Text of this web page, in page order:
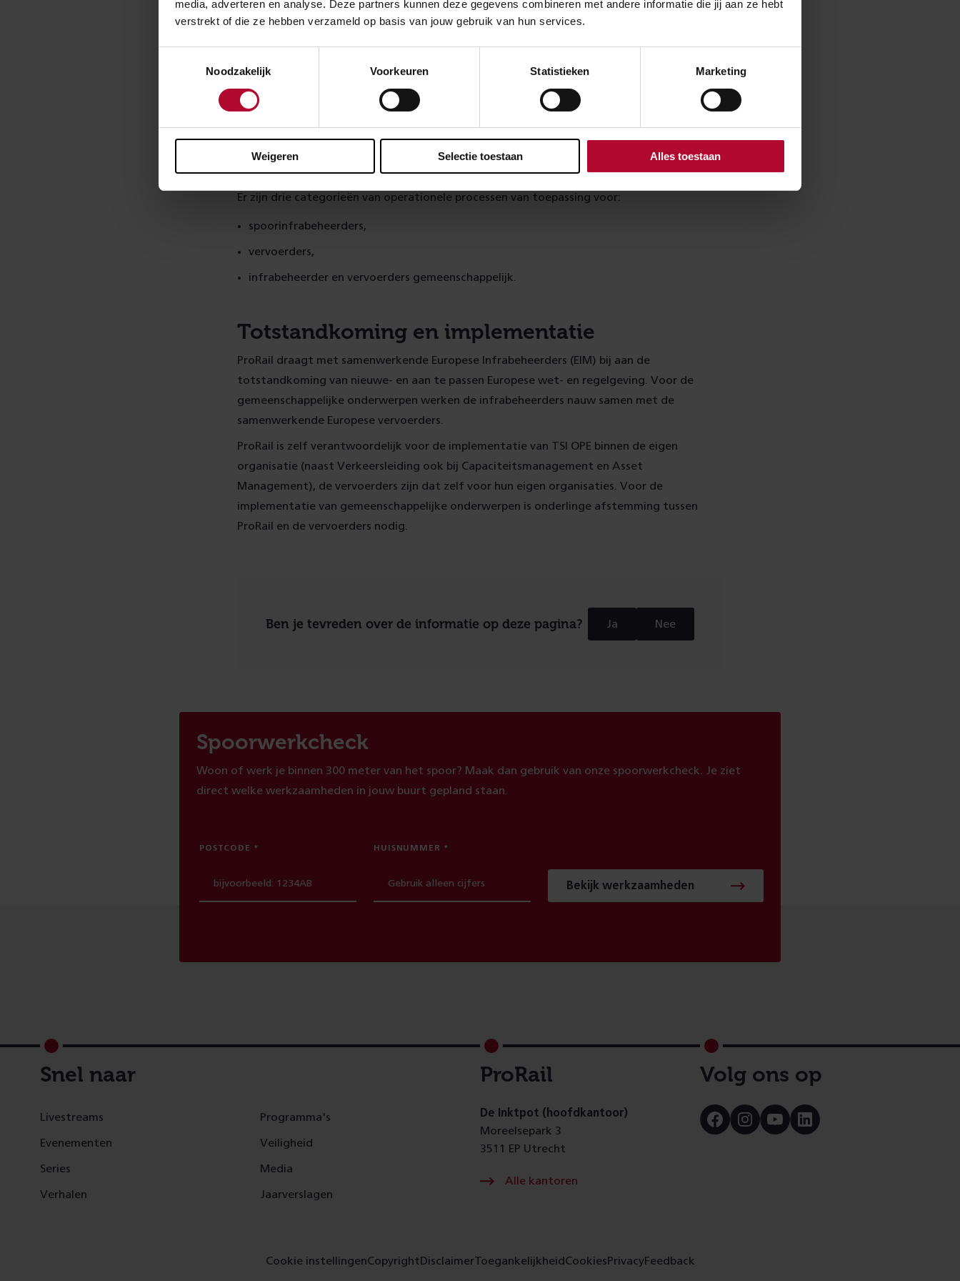
media, adverteren en analyse. Deze partners kunnen deze gegevens combineren met andere informatie die jij aan ze hebt
verstrekt of die ze hebben verzameld op basis van jouw gebruik van hun services.
Noodzakelijk
Voorkeuren Statistieken Marketing
Weigeren Selectie toestaan Alles toestaan
verantwoordelijkheden van treindienstleiders en machinisten en van infrabeheerders en
van de gebruiksregels van ERTMS tot regels voor de afhandeling van verstoorde situaties
of calamiteiten. Maar ook regels voor de zichtbaarheid van baanseinen, de specificaties
Drie categorieën
Er zijn drie categorieën van operationele processen van toepassing voor:
spoorinfrabeheerders,
vervoerders,
infrabeheerder en vervoerders gemeenschappelijk.
Totstandkoming en implementatie
ProRail draagt met samenwerkende Europese Infrabeheerders (EIM) bij aan de
totstandkoming van nieuwe- en aan te passen Europese wet- en regelgeving. Voor de
gemeenschappelijke onderwerpen werken de infrabeheerders nauw samen met de
samenwerkende Europese vervoerders.
ProRail is zelf verantwoordelijk voor de implementatie van TSI OPE binnen de eigen
organisatie (naast Verkeersleiding ook bij Capaciteitsmanagement en Asset
Management), de vervoerders zijn dat zelf voor hun eigen organisaties. Voor de
implementatie van gemeenschappelijke onderwerpen is onderlinge afstemming tussen
ProRail en de vervoerders nodig.
Ben je tevreden over de informatie op deze pagina? Ja Nee
Spoorwerkcheck
Woon of werk je binnen 300 meter van het spoor? Maak dan gebruik van onze spoorwerkcheck. Je ziet
direct welke werkzaamheden in jouw buurt gepland staan.
POSTCODE HUISNUMMER
Bekijk werkzaamheden
Footer
Snel naar
Livestreams
Evenementen
Series
Verhalen
Programma's
Veiligheid
Media
Jaarverslagen
ProRail
De Inktpot (hoofdkantoor)
Moreelsepark 3
3511 EP Utrecht
Alle kantoren
Volg ons op
Bezoek
onze
Bezoek
onze
Bezoek
onze
Bezoek
onze
Cookie instellingenCopyright DisclaimerToegankelijkheid Cookies PrivacyFeedback